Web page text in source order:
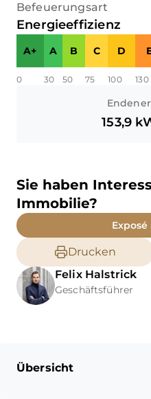
Befeuerungsart
Energieeffizienz
A+ A B C D
0 30 50 75 100 130
153,9
Sie haben
Immobilie?
Drucken
Felix Halstrick
Geschäftsführer
Übersicht